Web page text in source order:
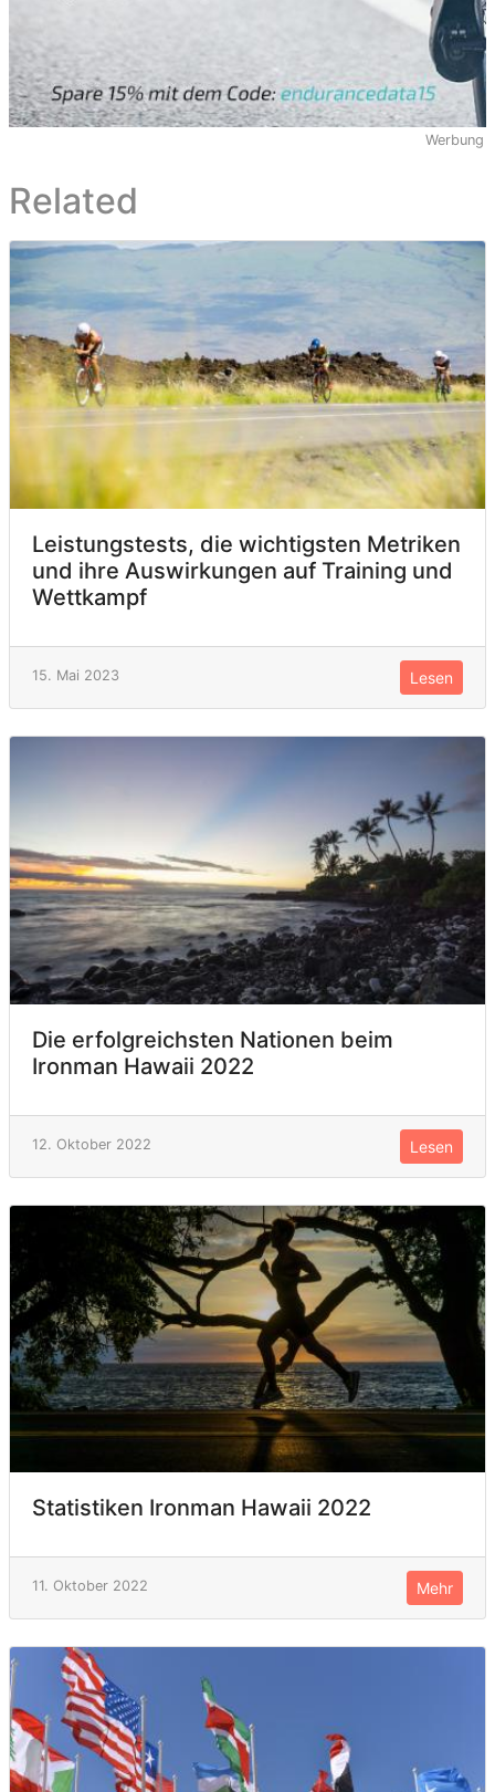
Werbung
Related
Leistungstests, die wichtigsten Metriken
und ihre Auswirkungen auf Training und
Wettkampf
15. Mai 2023 Lesen
Die erfolgreichsten Nationen beim
Ironman Hawaii 2022
12. Oktober 2022 Lesen
Statistiken Ironman Hawaii 2022
11. Oktober 2022 Mehr